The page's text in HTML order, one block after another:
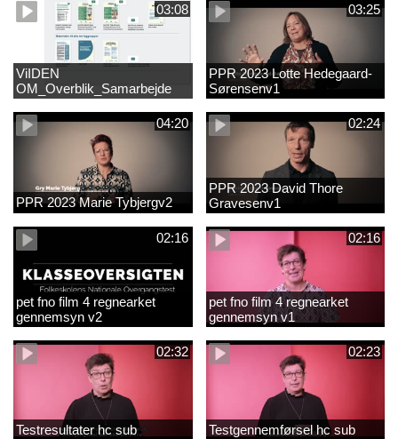
03:08
ViIDEN
OM_Overblik_Samarbejde
med forældre om sproglig
udvikling og forebyggelse af
læsevanskelighede
03:25
PPR 2023 Lotte Hedegaard-
Sørensenv1
04:20
PPR 2023 Marie Tybjergv2
02:24
PPR 2023 David Thore
Gravesenv1
02:16
pet fno film 4 regnearket
gennemsyn v2
02:16
pet fno film 4 regnearket
gennemsyn v1
02:32
Testresultater hc sub
02:23
Testgennemførsel hc sub